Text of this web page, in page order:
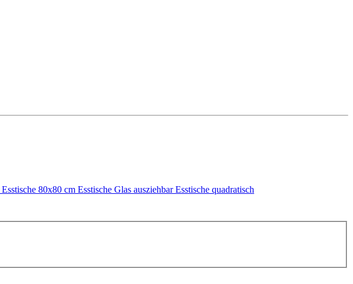
Esstische 80x80 cm Esstische Glas ausziehbarEsstische quadratisch